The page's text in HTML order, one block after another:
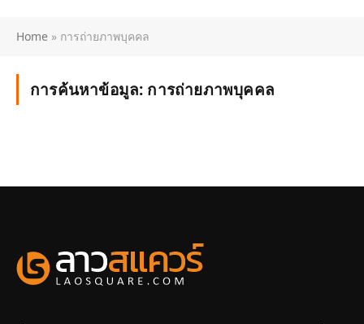
Home » การถ่ายภาพบุคคล
การค้นหาข้อมูล: การถ่ายภาพบุคคล